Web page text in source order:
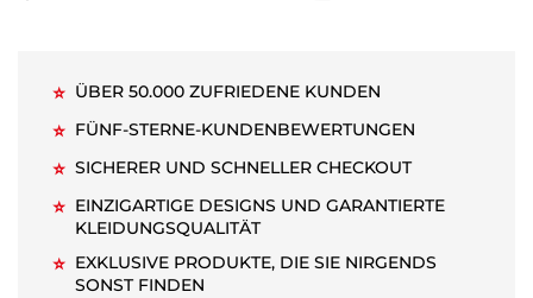
⭐ ÜBER 50.000 ZUFRIEDENE KUNDEN
⭐ FÜNF-STERNE-KUNDENBEWERTUNGEN
⭐ SICHERER UND SCHNELLER CHECKOUT
⭐ EINZIGARTIGE DESIGNS UND GARANTIERTE
KLEIDUNGSQUALITÄT
⭐ EXKLUSIVE PRODUKTE, DIE SIE NIRGENDS
SONST FINDEN